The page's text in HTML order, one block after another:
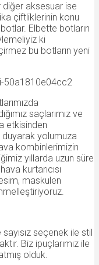
diğer aksesuar ise
çiftliklerinin konu
Elbette botların
ki
bu botların yeni
saçlarımız ve
etkisinden
duyarak yolumuza
kombinlerimizin
yıllarda uzun süre
kurtarıcısı
maskulen
seçenek ile stil
Biz ipuçlarımız ile
olduk.